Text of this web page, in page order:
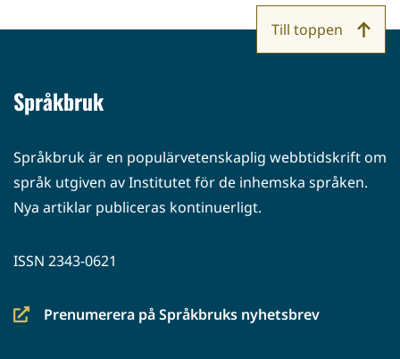
Språkbruk
Språkbruk är en populärvetenskaplig webbtidskrift om
språk utgiven av Institutet för de inhemska språken.
Nya artiklar publiceras kontinuerligt.
ISSN 2343-0621
Prenumerera på Språkbruks nyhetsbrev
(siirryt
Till toppen